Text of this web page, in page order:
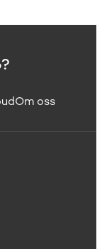
Om oss